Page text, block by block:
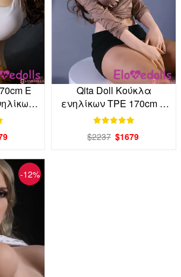
E
το
Qita Doll Κούκλα
ενηλίκων TPE 170cm E
Cup Factory Direct
$2237 $1679
-12%